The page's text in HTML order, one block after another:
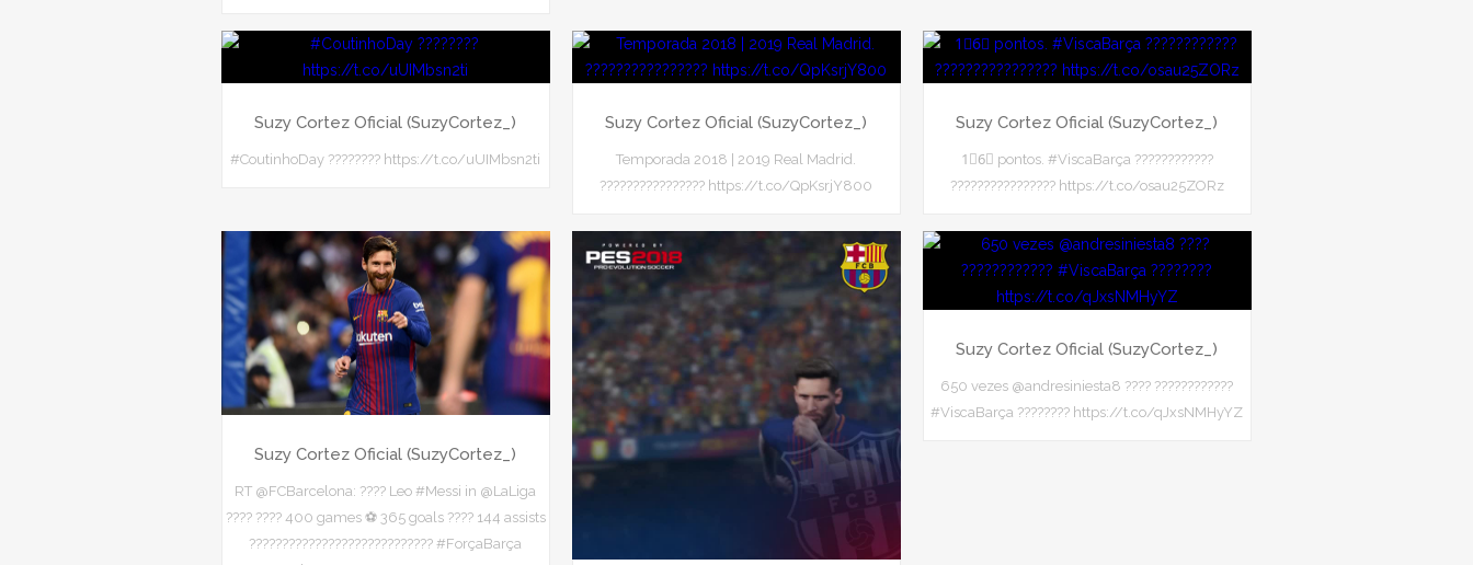
Suzy Cortez Oficial (SuzyCortez_)
#CoutinhoDay ???????? https://t.co/uUIMbsn2ti
Suzy Cortez Oficial (SuzyCortez_)
Temporada 2018 | 2019 Real Madrid.
???????????????? https://t.co/QpKsrjY800
Suzy Cortez Oficial (SuzyCortez_)
1⃣6⃣ pontos. #ViscaBarça ????????????
???????????????? https://t.co/osau25ZORz
Suzy Cortez Oficial (SuzyCortez_)
RT @FCBarcelona: ???? Leo #Messi in @LaLiga
???? ???? 400 games ⚽ 365 goals ???? 144 assists
???????????????????????????? #ForçaBarça
Suzy Cortez Oficial (SuzyCortez_)
650 vezes @andresiniesta8 ???? ????????????
#ViscaBarça ???????? https://t.co/qJxsNMHyYZ